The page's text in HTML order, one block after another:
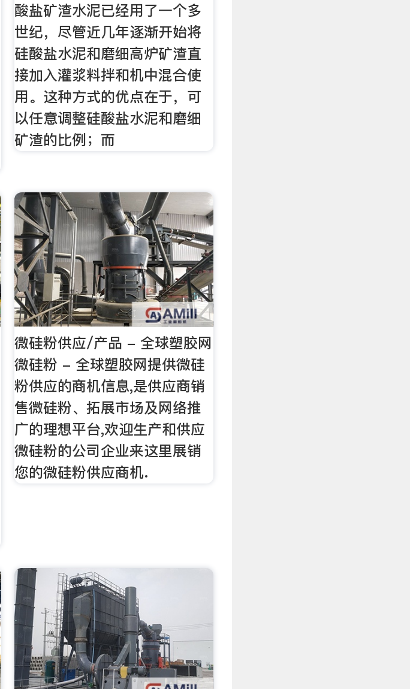
酸盐矿渣水泥已经用了一个多
世纪，尽管近几年逐渐开始将
硅酸盐水泥和磨细高炉矿渣直
接加入灌浆料拌和机中混合使
用。这种方式的优点在于，可
以任意调整硅酸盐水泥和磨细
矿渣的比例；而
微硅粉供应/产品 - 全球塑胶网
微硅粉 - 全球塑胶网提供微硅
粉供应的商机信息,是供应商销
售微硅粉、拓展市场及网络推
广的理想平台,欢迎生产和供应
微硅粉的公司企业来这里展销
您的微硅粉供应商机.